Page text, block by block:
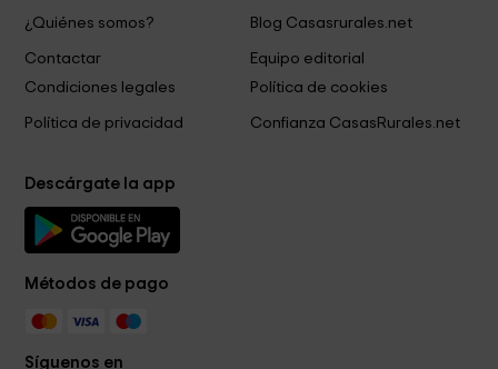
¿Quiénes somos?
Blog Casasrurales.net
Contactar
Equipo editorial
Condiciones legales
Política de cookies
Política de privacidad Confianza CasasRurales.net
Descárgate la app
Métodos de pago
Síguenos en